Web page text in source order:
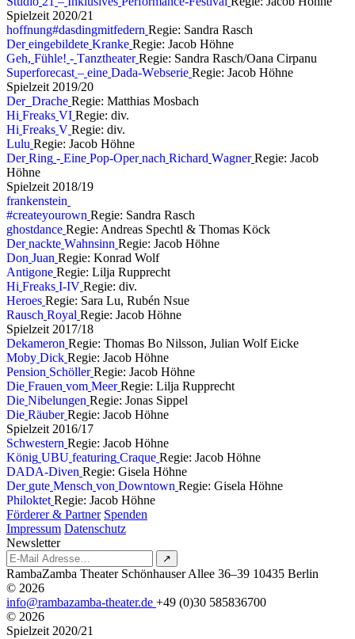
Spielzeit 2020/21
hoffnung#dasdingmitfedern Regie: Sandra Rasch
Der eingebildete Kranke Regie: Jacob Höhne
Geh, Fühle! - Tanztheater Regie: Sandra Rasch/Oana Cirpanu
Superforecast – eine Dada-Webserie Regie: Jacob Höhne
Spielzeit 2019/20
Der Drache Regie: Matthias Mosbach
Hi Freaks VI Regie: div.
Hi Freaks V Regie: div.
Lulu Regie: Jacob Höhne
Der Ring - Eine Pop-Oper nach Richard Wagner Regie: Jacob
Höhne
Spielzeit 2018/19
frankenstein
#createyourown Regie: Sandra Rasch
ghostdance Regie: Andreas Spechtl & Thomas Köck
Der nackte Wahnsinn Regie: Jacob Höhne
Don Juan Regie: Konrad Wolf
Antigone Regie: Lilja Rupprecht
Hi Freaks I-IV Regie: div.
Heroes Regie: Sara Lu, Rubén Nsue
Rausch Royal Regie: Jacob Höhne
Spielzeit 201 7/18
Dekameron Regie: Thomas Bo Nilsson, Julian Wolf Eicke
Moby Dick Regie: Jacob Höhne
Pension Schöller Regie: Jacob Höhne
Die Frauen vom Meer Regie: Lilja Rupprecht
Die Nibelungen Regie: Jonas Sippel
Die Räuber Regie: Jacob Höhne
Spielzeit 2016/1 7
Schwestern Regie: Jacob Höhne
König UBU featuring Craque Regie: Jacob Höhne
DADA-Diven Regie: Gisela Höhne
Der gute Mensch von Downtown Regie: Gisela Höhne
Philoktet Regie: Jacob Höhne
Förderer & Partner Spenden
Impressum Datenschutz
Newsletter
↗
RambaZamba Theater Schönhauser Allee 36–39 10435 Berlin
© 2026
info@rambazamba-theater.de +49 (0)30 585836700
© 2026
Spielzeit 2020/21